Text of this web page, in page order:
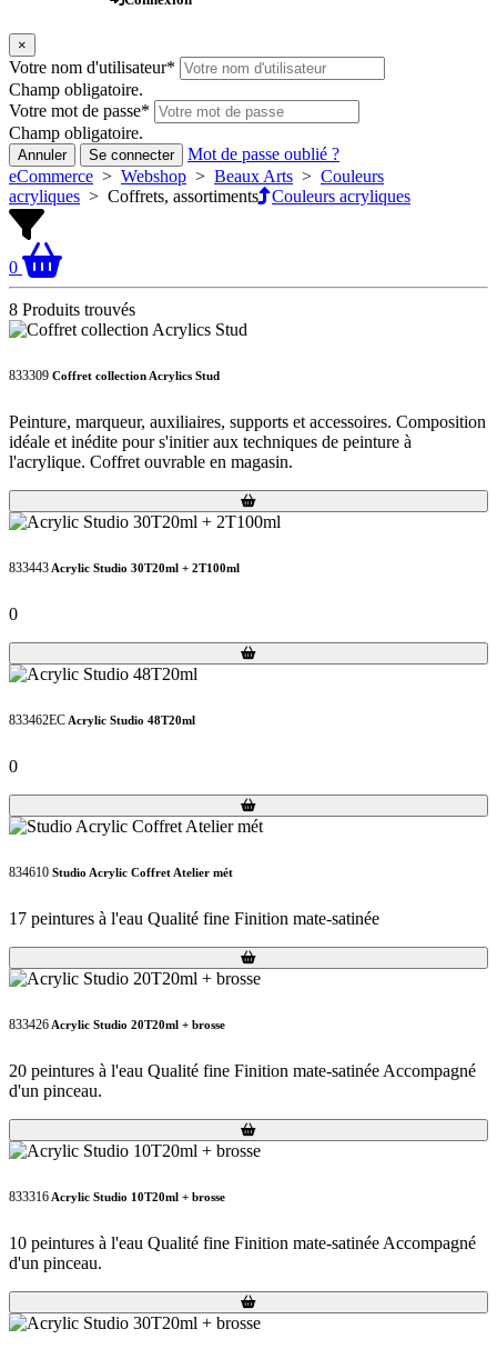
×
Votre nom d'utilisateur*
Champ obligatoire.
Votre mot de passe*
Champ obligatoire.
Annuler Se connecter
Mot de passe oublié ?
eCommerce > Webshop > Beaux Arts > Couleurs
acryliques > Coffrets, assortiments Couleurs acryliques
0
8 Produits trouvés
833309 Coffret collection Acrylics Stud
Peinture, marqueur, auxiliaires, supports et accessoires. Composition
idéale et inédite pour s'initier aux techniques de peinture à
l'acrylique. Coffret ouvrable en magasin.
Loading...
Loading...
833443 Acrylic Studio 30T20ml + 2T100ml
0
Loading...
Loading...
833462EC Acrylic Studio 48T20ml
0
Loading...
Loading...
834610 Studio Acrylic Coffret Atelier mét
17 peintures à l'eau Qualité fine Finition mate-satinée
Loading...
Loading...
833426 Acrylic Studio 20T20ml + brosse
20 peintures à l'eau Qualité fine Finition mate-satinée Accompagné
d'un pinceau.
Loading...
Loading...
833316 Acrylic Studio 10T20ml + brosse
10 peintures à l'eau Qualité fine Finition mate-satinée Accompagné
d'un pinceau.
Loading...
Loading...